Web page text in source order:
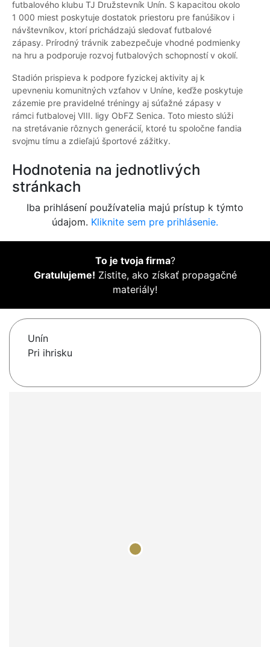
futbalového klubu TJ Družstevník Unín. S kapacitou okolo
1 000 miest poskytuje dostatok priestoru pre fanúšikov i
návštevníkov, ktorí prichádzajú sledovať futbalové
zápasy. Prírodný trávnik zabezpečuje vhodné podmienky
na hru a podporuje rozvoj futbalových schopností v okolí.
Stadión prispieva k podpore fyzickej aktivity aj k
upevneniu komunitných vzťahov v Uníne, keďže poskytuje
zázemie pre pravidelné tréningy aj súťažné zápasy v
rámci futbalovej VIII. ligy ObFZ Senica. Toto miesto slúži
na stretávanie rôznych generácií, ktoré tu spoločne fandia
svojmu tímu a zdieľajú športové zážitky.
Hodnotenia na jednotlivých
stránkach
Iba prihlásení používatelia majú prístup k týmto
údajom. Kliknite sem pre prihlásenie.
To je tvoja firma?
Gratulujeme! Zistite, ako získať propagačné
materiály!
Unín
Pri ihrisku